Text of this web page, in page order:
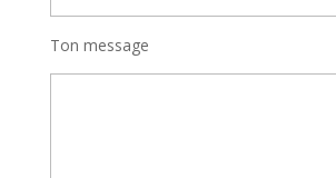
Ton message